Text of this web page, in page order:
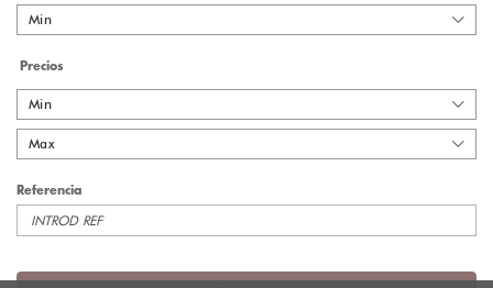
Min
Precios
Min
Max
Referencia